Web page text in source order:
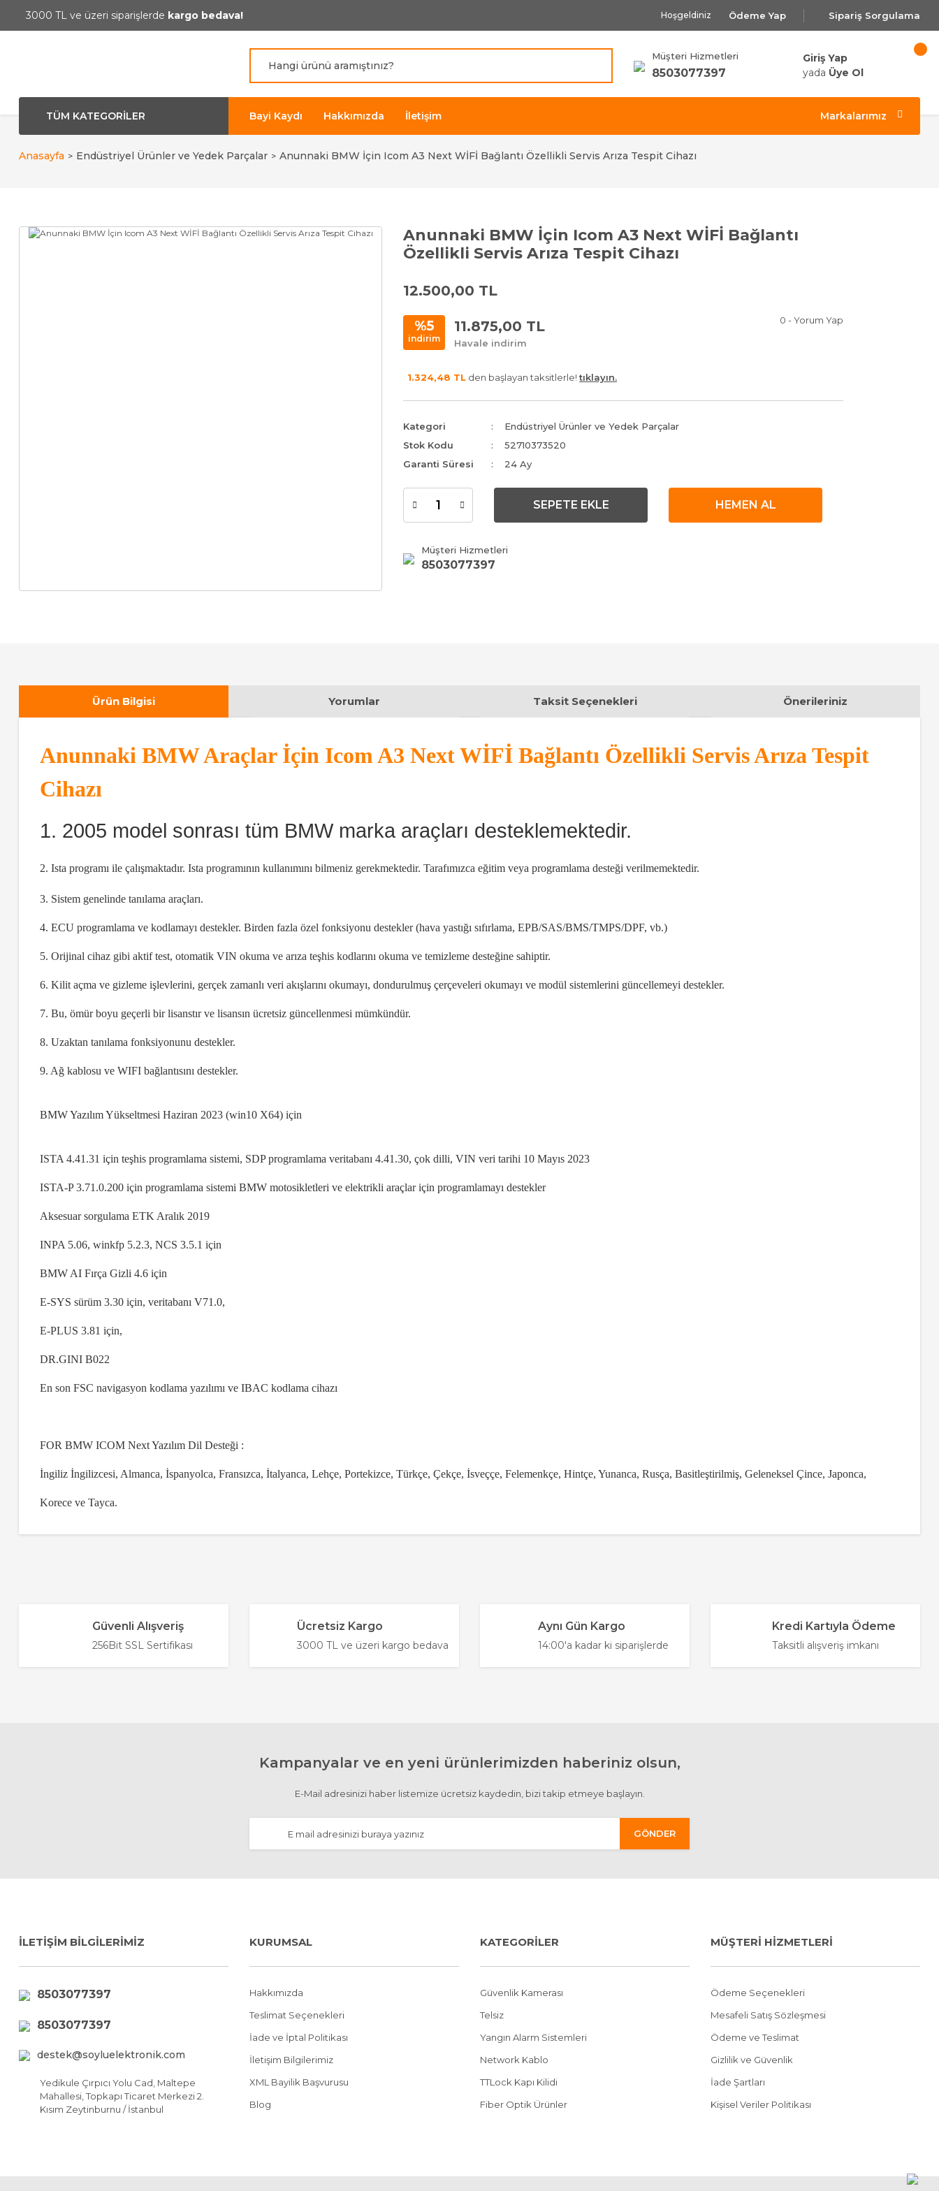
3000 TL ve üzeri siparişlerde kargo bedava! Hoşgeldiniz Ödeme Yap Sipariş Sorgulama
Müşteri Hizmetleri
8503077397
Giriş Yap
yada Üye Ol
TÜM KATEGORİLER Bayi Kaydı Hakkımızda İletişim Markalarımız
Anasayfa Endüstriyel Ürünler ve Yedek Parçalar Anunnaki BMW İçin Icom A3 Next WİFİ Bağlantı Özellikli Servis Arıza Tespit Cihazı
Anunnaki BMW İçin Icom A3 Next WİFİ Bağlantı
Özellikli Servis Arıza Tespit Cihazı
12.500,00 TL
%5
indirim
11.875,00 TL
Havale indirim
0 - Yorum Yap
1.324,48 TL den başlayan taksitlerle! tıklayın.
Kategori
Endüstriyel Ürünler ve Yedek Parçalar
Stok Kodu
52710373520
Garanti Süresi
24 Ay
SEPETE EKLE HEMEN AL
Müşteri Hizmetleri
8503077397
Ürün Bilgisi Yorumlar Taksit Seçenekleri Önerileriniz
Anunnaki BMW Araçlar İçin Icom A3 Next WİFİ Bağlantı Özellikli Servis Arıza Tespit
Cihazı
1. 2005 model sonrası tüm BMW marka araçları desteklemektedir.
2. Ista programı ile çalışmaktadır. Ista programının kullanımını bilmeniz gerekmektedir. Tarafımızca eğitim veya programlama desteği verilmemektedir.
3. Sistem genelinde tanılama araçları.
4. ECU programlama ve kodlamayı destekler. Birden fazla özel fonksiyonu destekler (hava yastığı sıfırlama, EPB/SAS/BMS/TMPS/DPF, vb.)
5. Orijinal cihaz gibi aktif test, otomatik VIN okuma ve arıza teşhis kodlarını okuma ve temizleme desteğine sahiptir.
6. Kilit açma ve gizleme işlevlerini, gerçek zamanlı veri akışlarını okumayı, dondurulmuş çerçeveleri okumayı ve modül sistemlerini güncellemeyi destekler.
7. Bu, ömür boyu geçerli bir lisanstır ve lisansın ücretsiz güncellenmesi mümkündür.
8. Uzaktan tanılama fonksiyonunu destekler.
9. Ağ kablosu ve WIFI bağlantısını destekler.
BMW Yazılım Yükseltmesi Haziran 2023 (win10 X64) için
ISTA 4.41.31 için teşhis programlama sistemi, SDP programlama veritabanı 4.41.30, çok dilli, VIN veri tarihi 10 Mayıs 2023
ISTA-P 3.71.0.200 için programlama sistemi BMW motosikletleri ve elektrikli araçlar için programlamayı destekler
Aksesuar sorgulama ETK Aralık 2019
INPA 5.06, winkfp 5.2.3, NCS 3.5.1 için
BMW AI Fırça Gizli 4.6 için
E-SYS sürüm 3.30 için, veritabanı V71.0,
E-PLUS 3.81 için,
DR.GINI B022
En son FSC navigasyon kodlama yazılımı ve IBAC kodlama cihazı
FOR BMW ICOM Next Yazılım Dil Desteği :
İngiliz İngilizcesi, Almanca, İspanyolca, Fransızca, İtalyanca, Lehçe, Portekizce, Türkçe, Çekçe, İsveççe, Felemenkçe, Hintçe, Yunanca, Rusça, Basitleştirilmiş, Geleneksel Çince, Japonca,
Korece ve Tayca.
Ürün açıklamasında eksik bilgiler bulunuyor.
Gönder
Güvenli Alışveriş
256Bit SSL Sertifikası
Ücretsiz Kargo
3000 TL ve üzeri kargo bedava
Aynı Gün Kargo
14:00'a kadar ki siparişlerde
Kredi Kartıyla Ödeme
Taksitli alışveriş imkanı
Kampanyalar ve en yeni ürünlerimizden haberiniz olsun,
E-Mail adresinizi haber listemize ücretsiz kaydedin, bizi takip etmeye başlayın.
GÖNDER
İLETİŞİM BİLGİLERİMİZ
8503077397
8503077397
destek@soyluelektronik.com
Yedikule Çırpıcı Yolu Cad, Maltepe
Mahallesi, Topkapı Ticaret Merkezi 2.
Kısım Zeytinburnu / İstanbul
KURUMSAL
Hakkımızda
Teslimat Seçenekleri
İade ve İptal Politikası
İletişim Bilgilerimiz
XML Bayilik Başvurusu
Blog
KATEGORİLER
Güvenlik Kamerası
Telsiz
Yangın Alarm Sistemleri
Network Kablo
TTLock Kapı Kilidi
Fiber Optik Ürünler
MÜŞTERİ HİZMETLERİ
Ödeme Seçenekleri
Mesafeli Satış Sözleşmesi
Ödeme ve Teslimat
Gizlilik ve Güvenlik
İade Şartları
Kişisel Veriler Politikası